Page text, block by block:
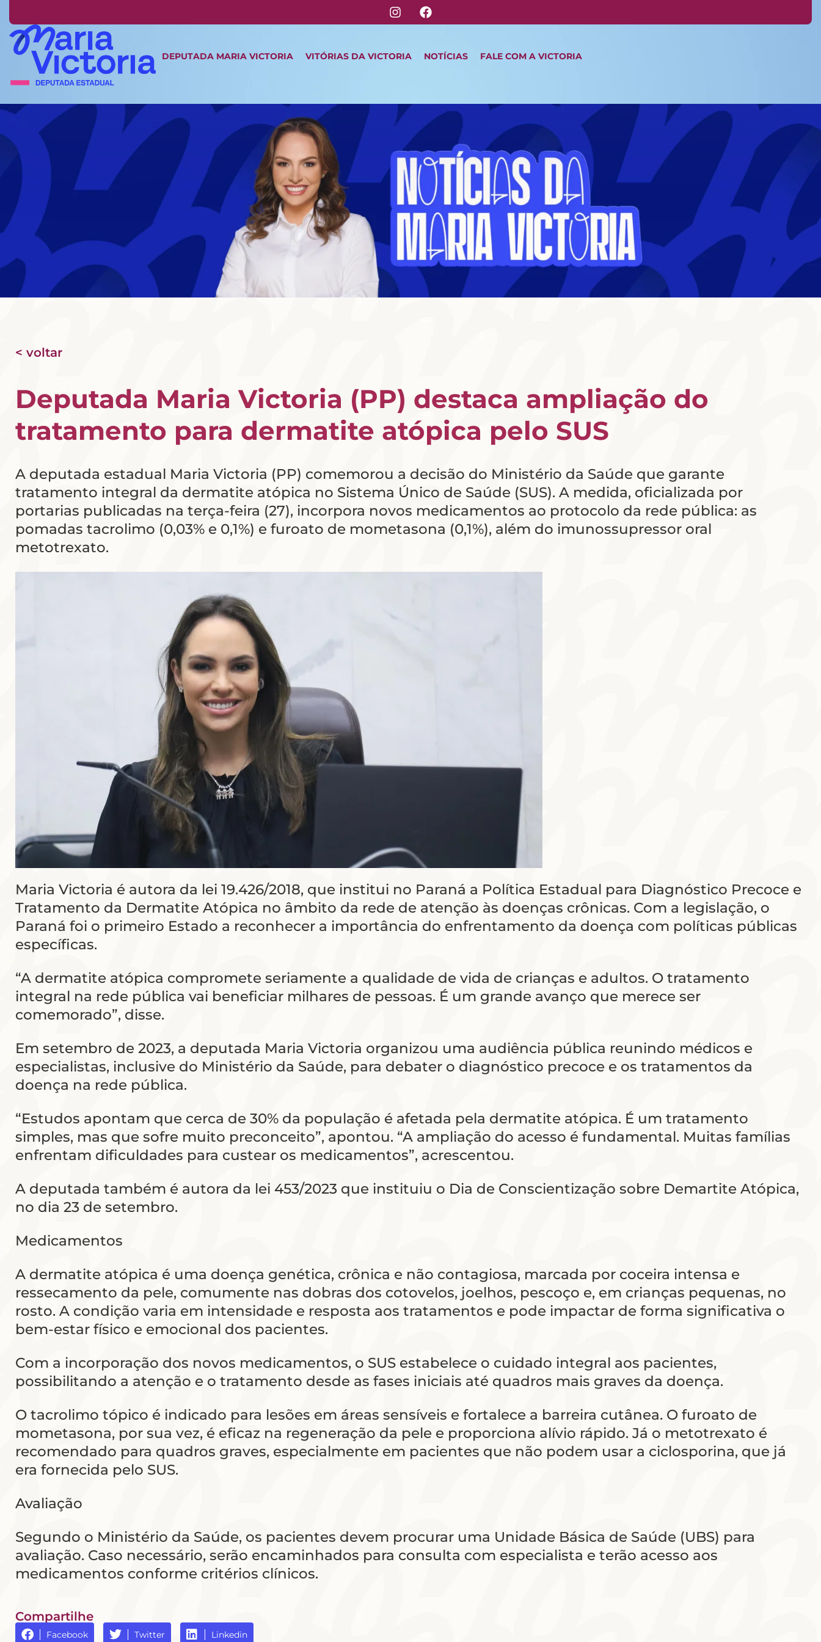
DEPUTADA MARIA VICTORIA VITÓRIAS DA VICTORIA NOTÍCIAS FALE COM A VICTORIA
< voltar
Deputada Maria Victoria (PP) destaca ampliação do
tratamento para dermatite atópica pelo SUS
A deputada estadual Maria Victoria (PP) comemorou a decisão do Ministério da Saúde que garante
tratamento integral da dermatite atópica no Sistema Único de Saúde (SUS). A medida, oficializada por
portarias publicadas na terça-feira (27), incorpora novos medicamentos ao protocolo da rede pública: as
pomadas tacrolimo (0,03% e 0,1%) e furoato de mometasona (0,1%), além do imunossupressor oral
metotrexato.
Maria Victoria é autora da lei 19.426/2018, que institui no Paraná a Política Estadual para Diagnóstico Precoce e
Tratamento da Dermatite Atópica no âmbito da rede de atenção às doenças crônicas. Com a legislação, o
Paraná foi o primeiro Estado a reconhecer a importância do enfrentamento da doença com políticas públicas
específicas.
“A dermatite atópica compromete seriamente a qualidade de vida de crianças e adultos. O tratamento
integral na rede pública vai beneficiar milhares de pessoas. É um grande avanço que merece ser
comemorado”, disse.
Em setembro de 2023, a deputada Maria Victoria organizou uma audiência pública reunindo médicos e
especialistas, inclusive do Ministério da Saúde, para debater o diagnóstico precoce e os tratamentos da
doença na rede pública.
“Estudos apontam que cerca de 30% da população é afetada pela dermatite atópica. É um tratamento
simples, mas que sofre muito preconceito”, apontou. “A ampliação do acesso é fundamental. Muitas famílias
enfrentam dificuldades para custear os medicamentos”, acrescentou.
A deputada também é autora da lei 453/2023 que instituiu o Dia de Conscientização sobre Demartite Atópica,
no dia 23 de setembro.
Medicamentos
A dermatite atópica é uma doença genética, crônica e não contagiosa, marcada por coceira intensa e
ressecamento da pele, comumente nas dobras dos cotovelos, joelhos, pescoço e, em crianças pequenas, no
rosto. A condição varia em intensidade e resposta aos tratamentos e pode impactar de forma significativa o
bem-estar físico e emocional dos pacientes.
Com a incorporação dos novos medicamentos, o SUS estabelece o cuidado integral aos pacientes,
possibilitando a atenção e o tratamento desde as fases iniciais até quadros mais graves da doença.
O tacrolimo tópico é indicado para lesões em áreas sensíveis e fortalece a barreira cutânea. O furoato de
mometasona, por sua vez, é eficaz na regeneração da pele e proporciona alívio rápido. Já o metotrexato é
recomendado para quadros graves, especialmente em pacientes que não podem usar a ciclosporina, que já
era fornecida pelo SUS.
Avaliação
Segundo o Ministério da Saúde, os pacientes devem procurar uma Unidade Básica de Saúde (UBS) para
avaliação. Caso necessário, serão encaminhados para consulta com especialista e terão acesso aos
medicamentos conforme critérios clínicos.
Compartilhe
Facebook Twitter Linkedin